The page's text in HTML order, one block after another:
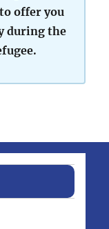
offer you
during the